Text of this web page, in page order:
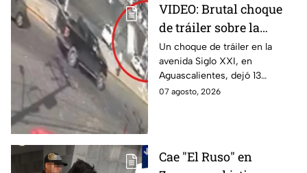
VIDEO: Brutal choque
de tráiler sobre la
avenida Siglo XXI en
Aguascalientes deja
varios heridos y
destrozos
Un choque de tráiler en la
avenida Siglo XXI, en
Aguascalientes, dejó 13
heridos y varios vehículos
07 agosto, 2026
Cae "El Ruso" en